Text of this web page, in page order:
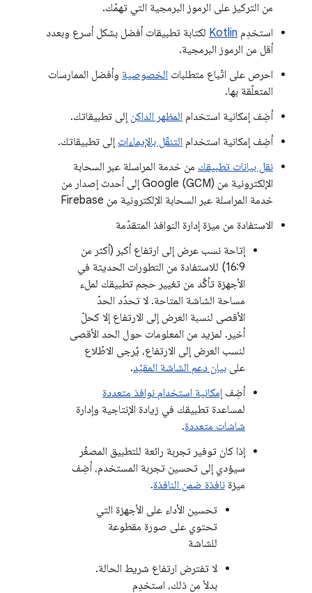
من التركيز على الرموز البرمجية التي تهمّك.
استخدِم Kotlin لكتابة تطبيقات أفضل بشكل أسرع وبعدد
أقل من الرموز البرمجية.
احرص على اتّباع متطلبات الخصوصية وأفضل الممارسات
المتعلّقة بها.
أضِف إمكانية استخدام المظهر الداكن إلى تطبيقاتك.
أضِف إمكانية استخدام التنقّل بالإيماءات إلى تطبيقاتك.
نقل بيانات تطبيقك من خدمة المراسلة عبر السحابة
الإلكترونية من Google (GCM) إلى أحدث إصدار من
خدمة المراسلة عبر السحابة الإلكترونية من Firebase
الاستفادة من ميزة إدارة النوافذ المتقدّمة
إتاحة نسب عرض إلى ارتفاع أكبر (أكثر من
16:9) للاستفادة من التطورات الحديثة في
الأجهزة تأكَّد من تغيير حجم تطبيقك لملء
مساحة الشاشة المتاحة. لا تحدّد الحدّ
الأقصى لنسبة العرض إلى الارتفاع إلا كحلّ
أخير. لمزيد من المعلومات حول الحد الأقصى
لنسب العرض إلى الارتفاع، يُرجى الاطّلاع
على بيان دعم الشاشة المقيّد.
أضِف إمكانية استخدام نوافذ متعددة
لمساعدة تطبيقك في زيادة الإنتاجية وإدارة
شاشات متعددة.
إذا كان توفير تجربة رائعة للتطبيق المصغّر
سيؤدي إلى تحسين تجربة المستخدم، أضِف
ميزة نافذة ضمن النافذة.
تحسين الأداء على الأجهزة التي
تحتوي على صورة مقطوعة
للشاشة
لا تفترض ارتفاع شريط الحالة.
بدلاً من ذلك، استخدِم